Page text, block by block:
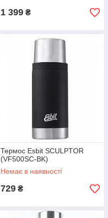
1 399 ₴
Термос Esbit SCULPTOR
(VF500SC-BK)
Немає в наявності
729 ₴